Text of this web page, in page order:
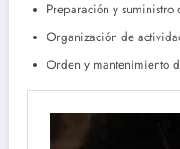
Preparación y
Organización de
Orden y mantenimiento